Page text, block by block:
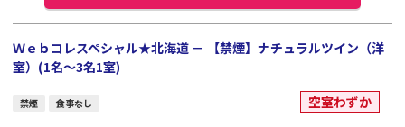
Ｗｅｂコレスペシャル★北海道 － 【禁煙】ナチュラルツイン（洋
室）(1名～3名1室)
禁煙 食事なし 空室わずか